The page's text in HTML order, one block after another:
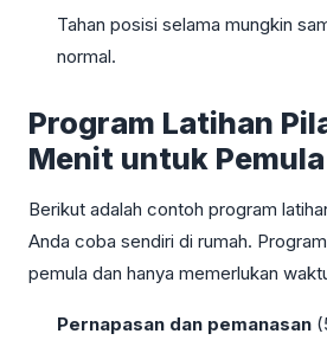
Tahan posisi selama mungkin
normal.
Program Latihan
Menit untuk Pemula
Berikut adalah contoh program
Anda coba sendiri di rumah.
pemula dan hanya memerlukan
Pernapasan dan pemanasan